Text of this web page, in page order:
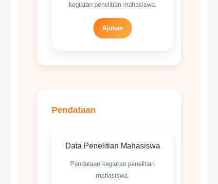
kegiatan penelitian mahasiswa.
Ajukan
Pendataan
Data Penelitian Mahasiswa
Pendataan kegiatan penelitian
mahasiswa.